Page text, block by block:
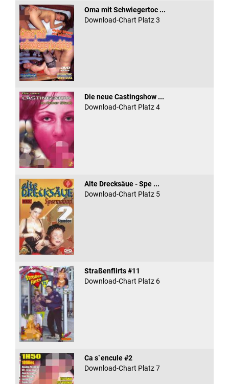
Oma mit Schwiegertoc ...
Download-Chart Platz 3
Die neue Castingshow ...
Download-Chart Platz 4
Alte Drecksäue - Spe ...
Download-Chart Platz 5
Straßenflirts #11
Download-Chart Platz 6
Ca s`encule #2
Download-Chart Platz 7